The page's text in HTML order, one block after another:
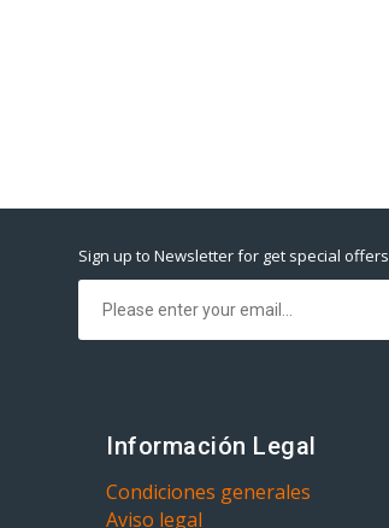
Sign up to Newsletter for get special offers
Información Legal
Condiciones generales
Aviso legal